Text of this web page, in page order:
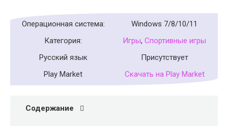
Операционная система:
Windows 7/8/10/11
Категория:
Игры, Спортивные игры
Русский язык
Присутствует
Play Market
Скачать на Play Market
Содержание